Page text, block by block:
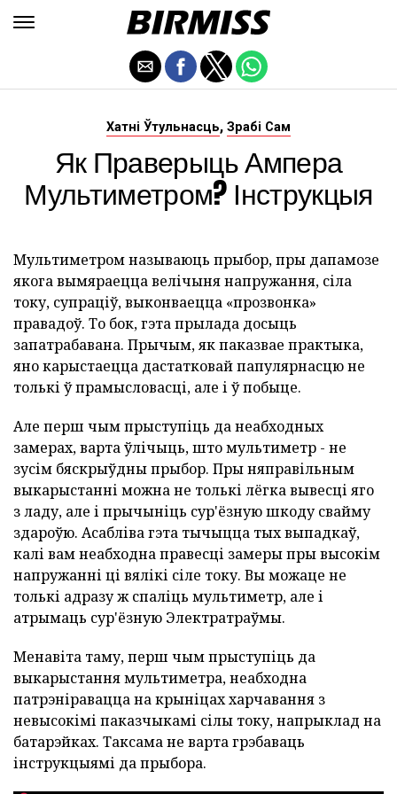
Хатні Ўтульнасць, Зрабі Сам
Як Праверыць Ампера
Мультиметром? Інструкцыя
Мультиметром называюць прыбор, пры дапамозе
якога вымяраецца велічыня напружання, сіла
току, супраціў, выконваецца «прозвонка»
правадоў. То бок, гэта прылада досыць
запатрабавана. Прычым, як паказвае практыка,
яно карыстаецца дастатковай папулярнасцю не
толькі ў прамысловасці, але і ў побыце.
Але перш чым прыступіць да неабходных
замерах, варта ўлічыць, што мультиметр - не
зусім бяскрыўдны прыбор. Пры няправільным
выкарыстанні можна не толькі лёгка вывесці яго
з ладу, але і прычыніць сур'ёзную шкоду свайму
здароўю. Асабліва гэта тычыцца тых выпадкаў,
калі вам неабходна правесці замеры пры высокім
напружанні ці вялікі сіле току. Вы можаце не
толькі адразу ж спаліць мультиметр, але і
атрымаць сур'ёзную Электратраўмы.
Менавіта таму, перш чым прыступіць да
выкарыстання мультиметра, неабходна
патрэніравацца на крыніцах харчавання з
невысокімі паказчыкамі сілы току, напрыклад на
батарэйках. Таксама не варта грэбаваць
інструкцыямі да прыбора.